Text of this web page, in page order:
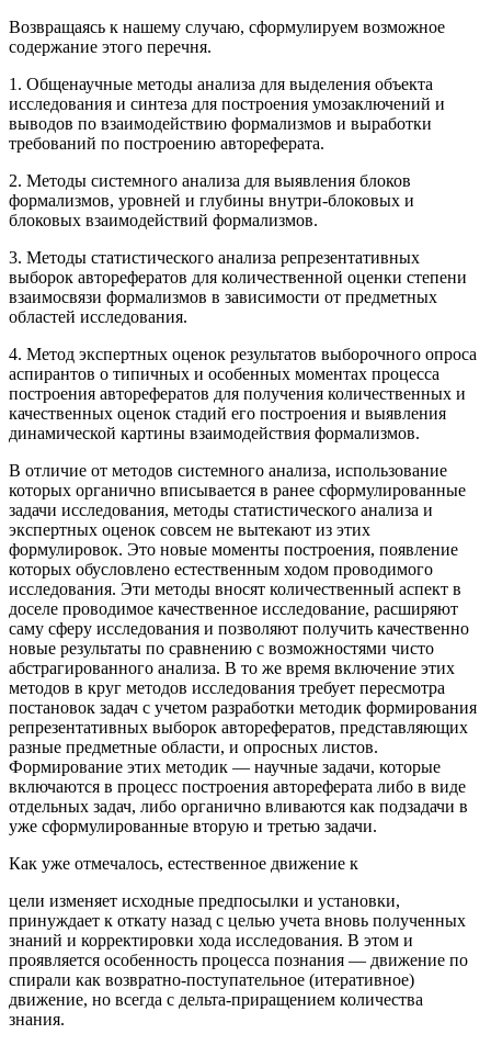
Возвращаясь к нашему случаю, сформулируем возможное
содержание этого перечня.
1. Общенаучные методы анализа для выделения объекта
исследования и синтеза для построения умозаключений и
выводов по взаимодействию формализмов и выработки
требований по построению автореферата.
2. Методы системного анализа для выявления блоков
формализмов, уровней и глубины внутри-блоковых и
блоковых взаимодействий формализмов.
3. Методы статистического анализа репрезентативных
выборок авторефератов для количественной оценки степени
взаимосвязи формализмов в зависимости от предметных
областей исследования.
4. Метод экспертных оценок результатов выборочного опроса
аспирантов о типичных и особенных моментах процесса
построения авторефератов для получения количественных и
качественных оценок стадий его построения и выявления
динамической картины взаимодействия формализмов.
В отличие от методов системного анализа, использование
которых органично вписывается в ранее сформулированные
задачи исследования, методы статистического анализа и
экспертных оценок совсем не вытекают из этих
формулировок. Это новые моменты построения, появление
которых обусловлено естественным ходом проводимого
исследования. Эти методы вносят количественный аспект в
доселе проводимое качественное исследование, расширяют
саму сферу исследования и позволяют получить качественно
новые результаты по сравнению с возможностями чисто
абстрагированного анализа. В то же время включение этих
методов в круг методов исследования требует пересмотра
постановок задач с учетом разработки методик формирования
репрезентативных выборок авторефератов, представляющих
разные предметные области, и опросных листов.
Формирование этих методик — научные задачи, которые
включаются в процесс построения автореферата либо в виде
отдельных задач, либо органично вливаются как подзадачи в
уже сформулированные вторую и третью задачи.
Как уже отмечалось, естественное движение к
цели изменяет исходные предпосылки и установки,
принуждает к откату назад с целью учета вновь полученных
знаний и корректировки хода исследования. В этом и
проявляется особенность процесса познания — движение по
спирали как возвратно-поступательное (итеративное)
движение, но всегда с дельта-приращением количества
знания.